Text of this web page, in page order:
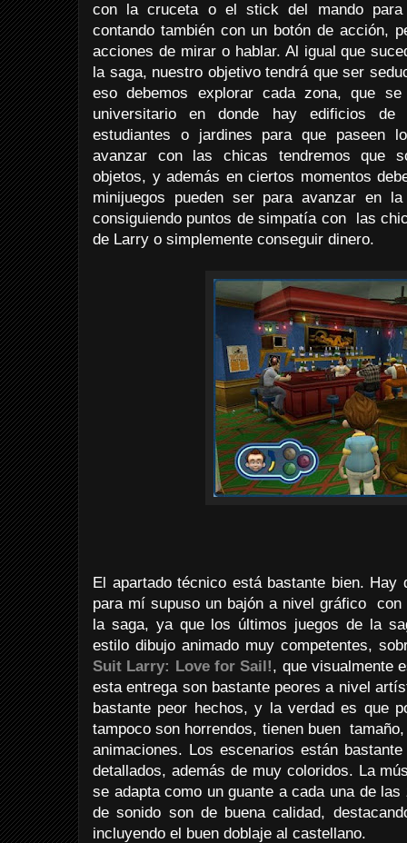
con la cruceta o el stick del mando para
contando también con un botón de acción,
acciones de mirar o hablar. Al igual que
la saga, nuestro objetivo tendrá que ser
eso debemos explorar cada zona, que
universitario en donde hay edificios de
estudiantes o jardines para que paseen
avanzar con las chicas tendremos que
objetos, y además en ciertos momentos
minijuegos pueden ser para avanzar en
consiguiendo puntos de simpatía con las
de Larry o simplemente conseguir dinero.
El apartado técnico está bastante bien.
para mí supuso un bajón a nivel gráfico
la saga, ya que los últimos juegos de la
estilo dibujo animado muy competentes,
Suit Larry: Love for Sail!, que visualmente
esta entrega son bastante peores a nivel
bastante peor hechos, y la verdad es que
tampoco son horrendos, tienen buen
animaciones. Los escenarios están
detallados, además de muy coloridos. La
se adapta como un guante a cada una de
de sonido son de buena calidad,
incluyendo el buen doblaje al castellano.